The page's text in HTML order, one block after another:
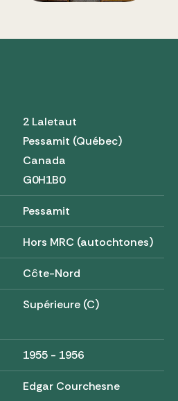
2 Laletaut
Pessamit (Québec)
Canada
G0H1B0
Pessamit
Hors MRC (autochtones)
Côte-Nord
Supérieure (C)
1955 - 1956
Edgar Courchesne